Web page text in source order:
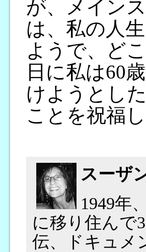
が、メイン
は、私の人
ようで、ど
日に私は60
けようとし
ことを祝福
スーザ
1949年
に移り住んで
伝、ドキュメ